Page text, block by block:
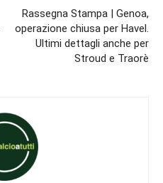
Rassegna Stampa | Genoa,
operazione chiusa per Havel.
Ultimi dettagli anche per
Stroud e Traorè